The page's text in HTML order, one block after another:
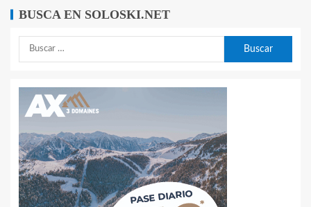
BUSCA EN SOLOSKI.NET